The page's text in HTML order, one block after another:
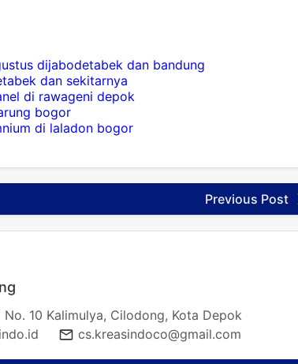
dijabodetabek dan bandung
dan sekitarnya
di rawageni depok
bogor
di laladon bogor
Previous Post
No. 10 Kalimulya, Cilodong, Kota Depok
cs.kreasindoco@gmail.com